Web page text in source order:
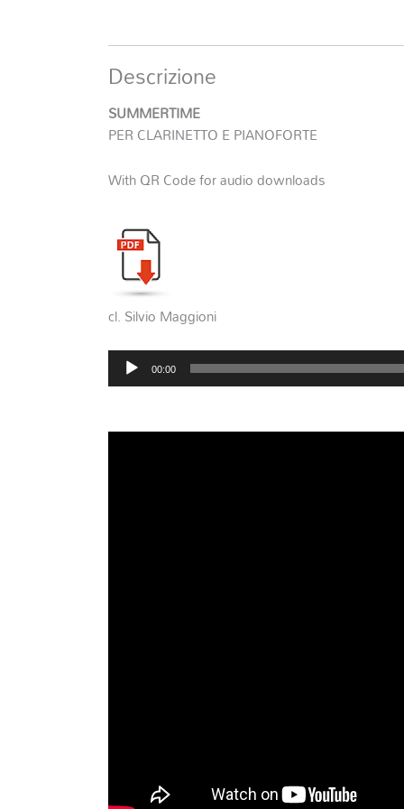
Descrizione
SUMMERTIME
PER CLARINETTO E PIANOFORTE
With QR Code for audio downloads
cl. Silvio Maggioni
Audio
Player
00:00